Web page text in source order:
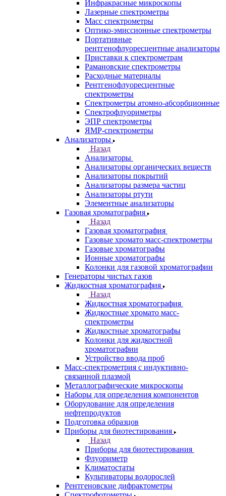
Аналитическое оборудование
Назад
Аналитическое оборудование
Спектрометры
Назад
Спектрометры
Автоматические Дозаторы
Атомно-Эмиссионные спектрометры
ВИД спектрофотометры
Дополнительное оборудование для
ААС
ИК-Фурье спектрометры
Инфракрасные микроскопы
Лазерные спектрометры
Масс спектрометры
Оптико-эмиссионные спектрометры
Портативные
рентгенофлуоресцентные анализаторы
Приставки к спектрометрам
Рамановские спектрометры
Расходные материалы
Рентгенофлуоресцентные
спектрометры
Спектрометры атомно-абсорбционные
Спектрофлуориметры
ЭПР спектрометры
ЯМР-спектрометры
Анализаторы
Назад
Анализаторы
Анализаторы органических веществ
Анализаторы покрытий
Анализаторы размера частиц
Анализаторы ртути
Элементные анализаторы
Газовая хроматография
Назад
Газовая хроматография
Газовые хромато масс-спектрометры
Газовые хроматографы
Ионные хроматографы
Колонки для газовой хроматографии
Генераторы чистых газов
Жидкостная хроматография
Назад
Жидкостная хроматография
Жидкостные хромато масс-
спектрометры
Жидкостные хроматографы
Колонки для жидкостной
хроматографии
Устройство ввода проб
Масс-спектрометрия с индуктивно-
связанной плазмой